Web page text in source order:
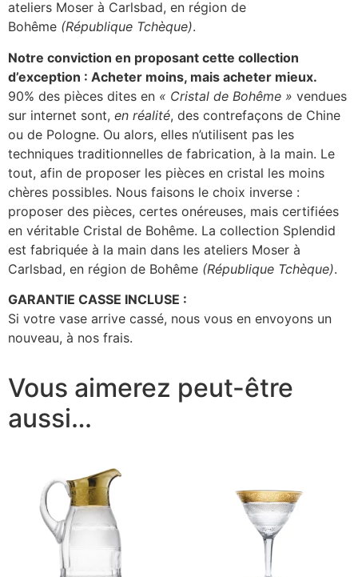
ateliers Moser à Carlsbad, en région de
Bohême (République Tchèque).
Notre conviction en proposant cette collection
d’exception : Acheter moins, mais acheter mieux.
90% des pièces dites en « Cristal de Bohême » vendues
sur internet sont, en réalité, des contrefaçons de Chine
ou de Pologne. Ou alors, elles n’utilisent pas les
techniques traditionnelles de fabrication, à la main. Le
tout, afin de proposer les pièces en cristal les moins
chères possibles. Nous faisons le choix inverse :
proposer des pièces, certes onéreuses, mais certifiées
en véritable Cristal de Bohême. La collection Splendid
est fabriquée à la main dans les ateliers Moser à
Carlsbad, en région de Bohême (République Tchèque).
GARANTIE CASSE INCLUSE :
Si votre vase arrive cassé, nous vous en envoyons un
nouveau, à nos frais.
Vous aimerez peut-être
aussi…